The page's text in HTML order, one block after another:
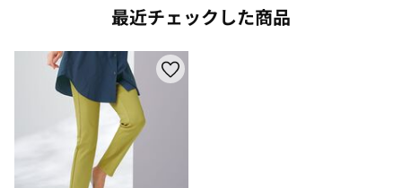
最近チェックした商品